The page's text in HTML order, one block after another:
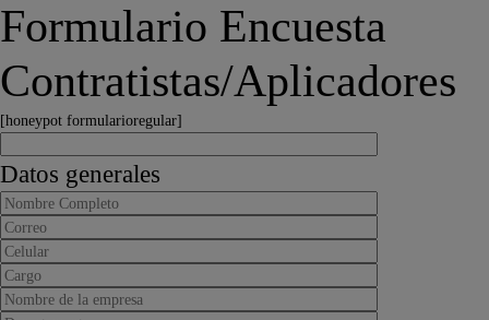
Formulario Encuesta
Contratistas/Aplicadores
[honeypot formularioregular]
Datos generales